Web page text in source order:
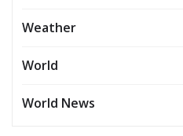
Weather
World
World News